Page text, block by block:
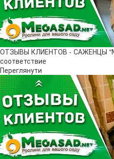
ОТЗЫВЫ КЛИЕНТОВ - САЖЕНЦЫ
соответствие
Переглянути